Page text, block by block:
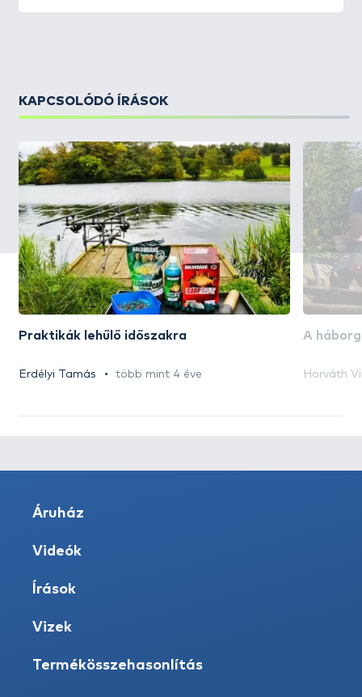
KAPCSOLÓDÓ ÍRÁSOK
Praktikák lehűlő időszakra
Erdélyi Tamás több mint 4 éve
A
Horváth
Áruház
Videók
Írások
Vizek
Termékösszehasonlítás